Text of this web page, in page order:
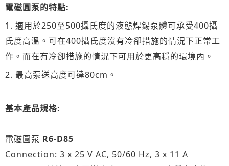
電磁圓泵的特點:
1. 適用於250至500攝氏度的液態焊錫泵體可承受400攝
氏度高溫。可在400攝氏度沒有冷卻措施的情況下正常工
作。而在有冷卻措施的情況下可用於更高穩的環境內。
2. 最高泵送高度可達80cm。
基本產品規格:
電磁圓泵 R6-D85
Connection: 3 x 25 V AC, 50/60 Hz, 3 x 11 A